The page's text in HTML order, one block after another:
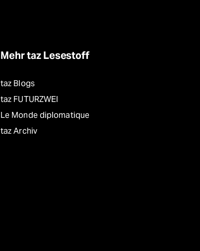
Mehr taz Lesestoff
taz Blogs
taz FUTURZWEI
Le Monde diplomatique
taz Archiv